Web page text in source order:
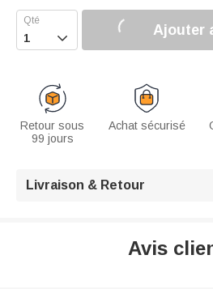
 Ajouter
Retour sous
99 jours
Achat sécurisé
Livraison & Retour
Avis